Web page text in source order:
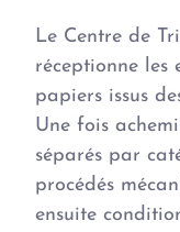
Le Centre de
réceptionne les
papiers issus
Une fois
séparés par
procédés
ensuite